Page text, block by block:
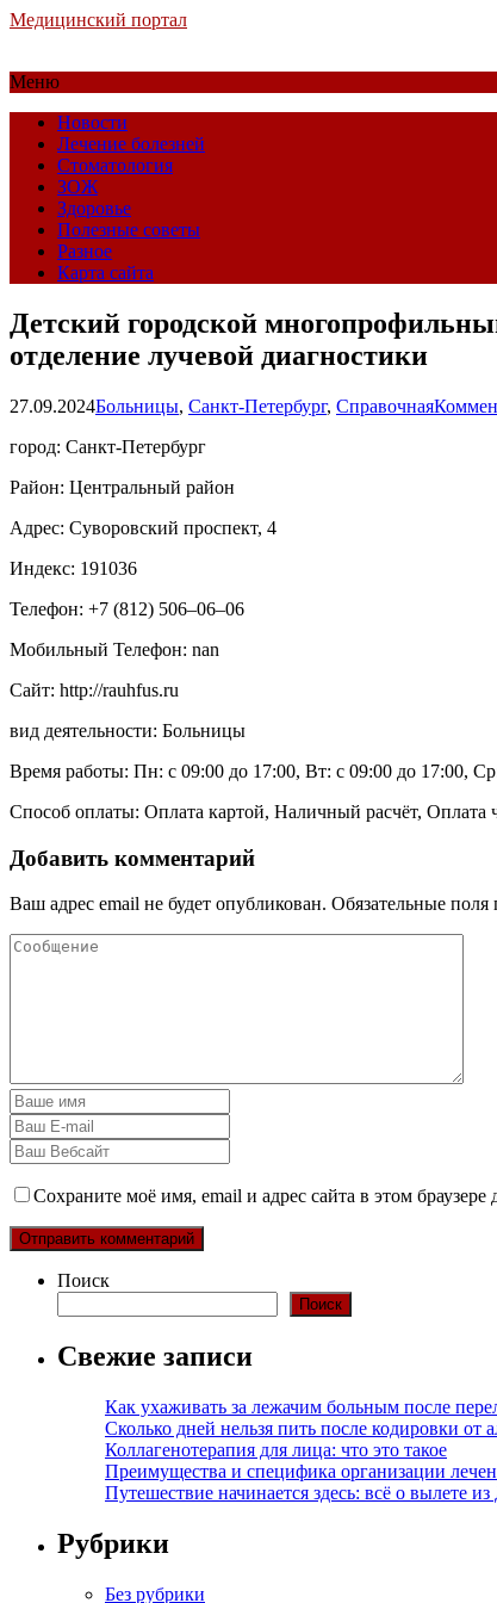
Медицинский портал
Меню
Новости
Лечение болезней
Стоматология
ЗОЖ
Здоровье
Полезные советы
Разное
Карта сайта
Детский городской
отделение лучевой диагностики
27.09.2024Больницы, Санкт-Петербург, Справочная
город: Санкт-Петербург
Район: Центральный район
Адрес: Суворовский проспект, 4
Индекс: 191036
Телефон: +7 (812) 506‒06‒06
Мобильный Телефон: nan
Сайт: http://rauhfus.ru
вид деятельности: Больницы
Время работы: Пн: с 09:00 до 17:00, Вт: с 09:00 до 17:00,
Способ оплаты: Оплата картой, Наличный расчёт, Оплата
Добавить комментарий
Ваш адрес email не будет опубликован. Обязательные
Сохраните моё имя, email и адрес сайта в этом
Поиск
Поиск
Свежие записи
Как ухаживать за лежачим больным после
Сколько дней нельзя пить после кодировки от
Коллагенотерапия для лица: что это такое
Преимущества и специфика организации
Путешествие начинается здесь: всё о вылете
Рубрики
Без рубрики